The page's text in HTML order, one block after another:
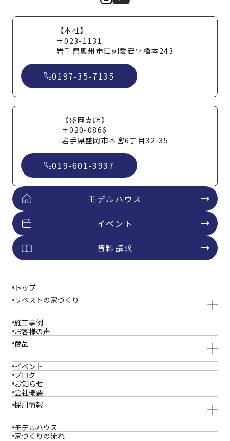
【本社】
〒023-1131
岩手県奥州市江刺愛宕字橋本243
0197-35-7135
【盛岡支店】
〒020-0866
岩手県盛岡市本宮6丁目32-35
019-601-3937
モデルハウス
イベント
資料請求
トップ
リベストの家づくり
施工事例
お客様の声
商品
イベント
ブログ
お知らせ
会社概要
採用情報
モデルハウス
家づくりの流れ